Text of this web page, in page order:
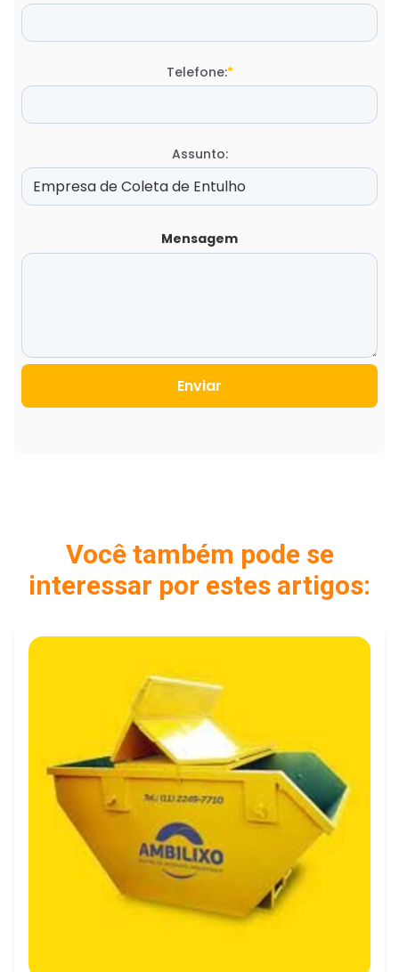
Telefone:*
Assunto:
Mensagem
Enviar
Você também pode se
interessar por estes artigos: